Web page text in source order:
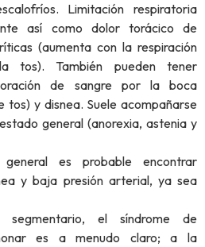
Limitación respiratoria
así como dolor torácico de
(aumenta con la respiración
tos). También pueden tener
de sangre por la boca
tos) y disnea. Suele acompañarse
general (anorexia, astenia y
es probable encontrar
y baja presión arterial, ya sea
el síndrome de
es a menudo claro; a la